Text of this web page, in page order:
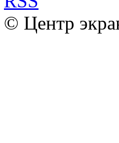
© Центр